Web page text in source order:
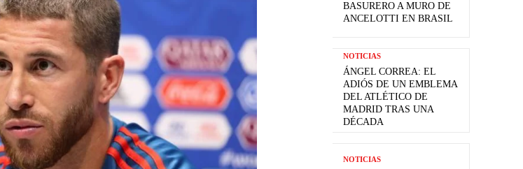
BASURERO A MURO DE
ANCELOTTI EN BRASIL
NOTICIAS
ÁNGEL CORREA: EL
ADIÓS DE UN EMBLEMA
DEL ATLÉTICO DE
MADRID TRAS UNA
DÉCADA
NOTICIAS